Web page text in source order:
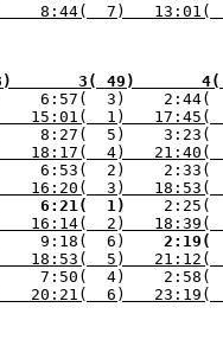
8:44(  7)
2( 48)
6:57(  3)    2:44(
15:01(  1)
8:27(  5)    3:23(
18:17(  4)
6:53(  2)
16:20(  3)
   6:21(  1)
16:14(  2)
9:18(  6)
2:19(
18:53(  5)
20:21(  6)